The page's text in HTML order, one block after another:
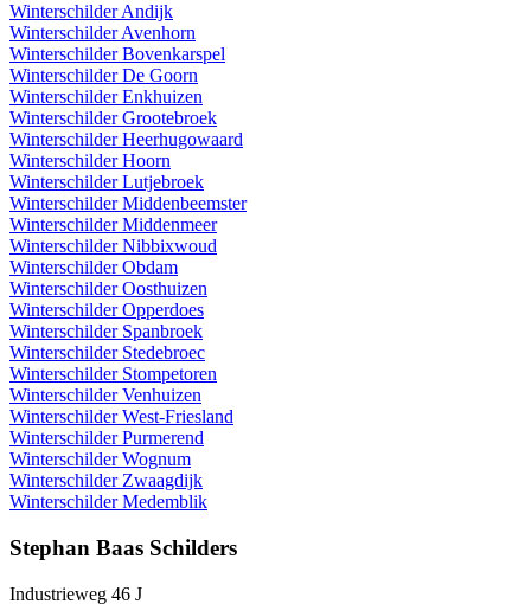
Winterschilder Andijk
Winterschilder Avenhorn
Winterschilder Bovenkarspel
Winterschilder De Goorn
Winterschilder Enkhuizen
Winterschilder Grootebroek
Winterschilder Heerhugowaard
Winterschilder Hoorn
Winterschilder Lutjebroek
Winterschilder Middenbeemster
Winterschilder Middenmeer
Winterschilder Nibbixwoud
Winterschilder Obdam
Winterschilder Oosthuizen
Winterschilder Opperdoes
Winterschilder Spanbroek
Winterschilder Stedebroec
Winterschilder Stompetoren
Winterschilder Venhuizen
Winterschilder West-Friesland
Winterschilder Purmerend
Winterschilder Wognum
Winterschilder Zwaagdijk
Winterschilder Medemblik
Stephan Baas Schilders
Industrieweg 46 J